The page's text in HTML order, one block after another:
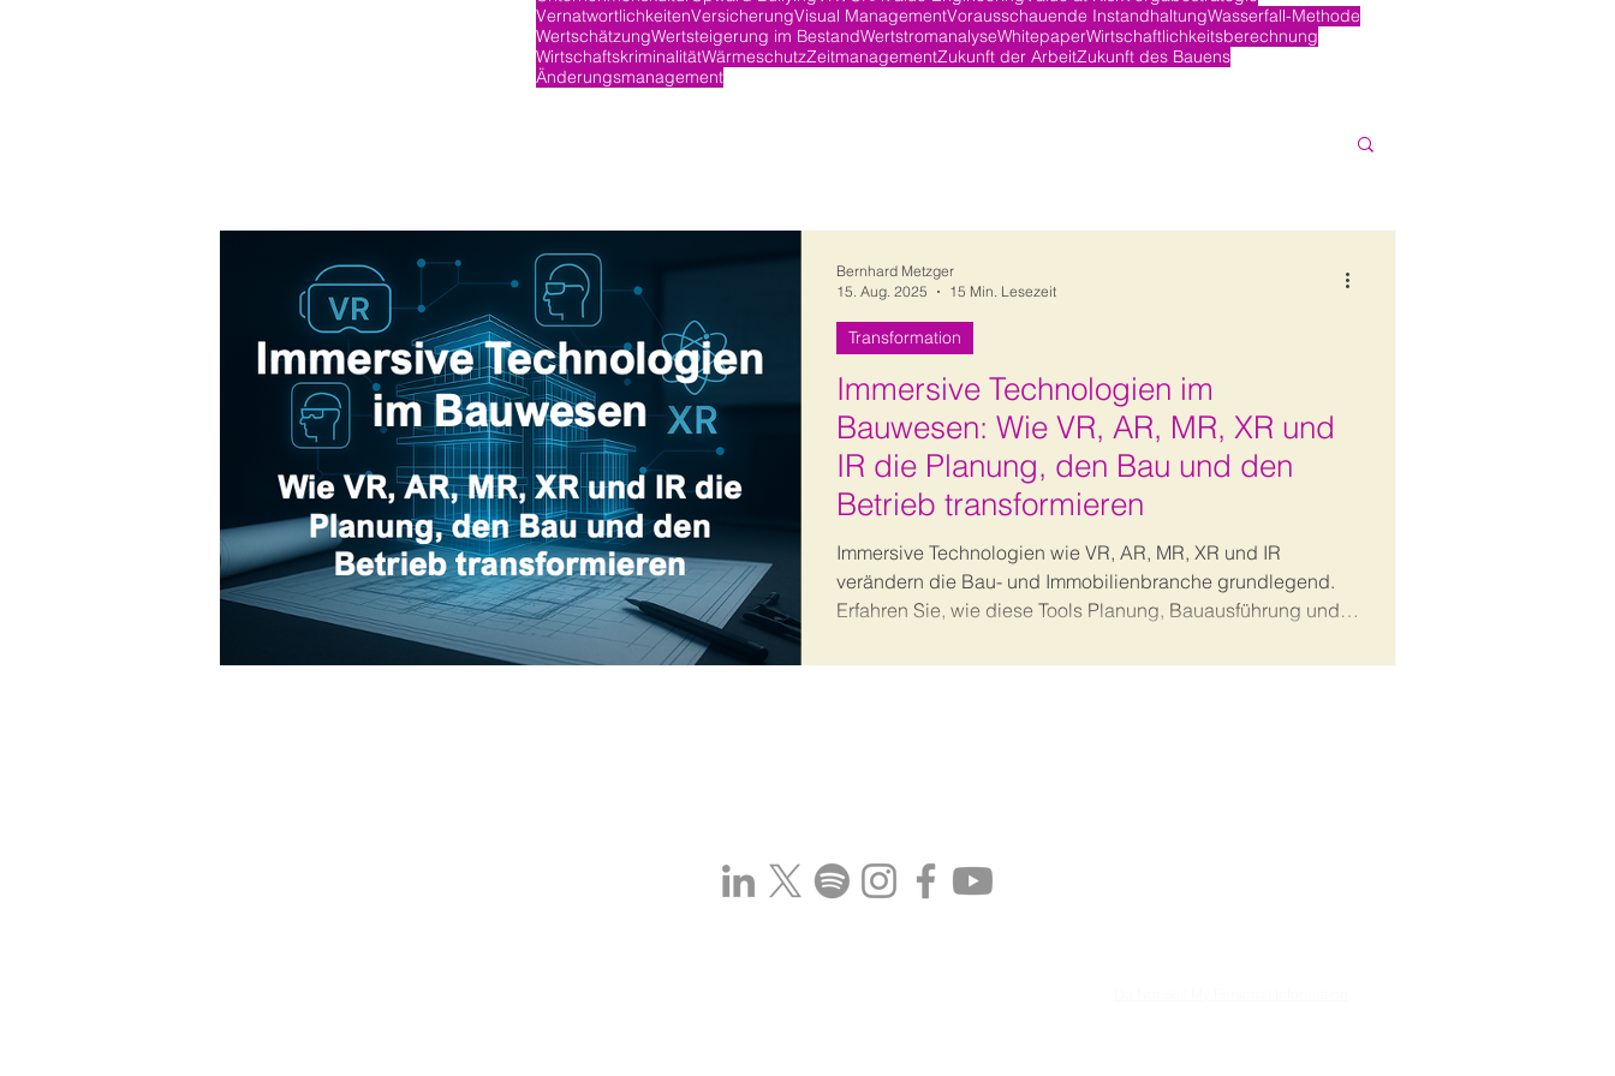
VernatwortlichkeitenVersicherungVisual ManagementVorausschauende InstandhaltungWasserfall-Methode
WertschätzungWertsteigerung im BestandWertstromanalyseWhitepaperWirtschaftlichkeitsberechnung
WirtschaftskriminalitätWärmeschutzZeitmanagementZukunft der ArbeitZukunft des Bauens
Änderungsmanagement
Immersive Technologien im
Bauwesen: Wie VR, AR, MR, XR und
IR die Planung, den Bau und den
Betrieb transformieren
Immersive Technologien wie VR, AR, MR, XR und IR
verändern die Bau- und Immobilienbranche grundlegend.
Erfahren Sie, wie diese Tools Planung, Bauausführung und
Transformation
Bernhard Metzger
15. Aug. 2025
15 Min. Lesezeit